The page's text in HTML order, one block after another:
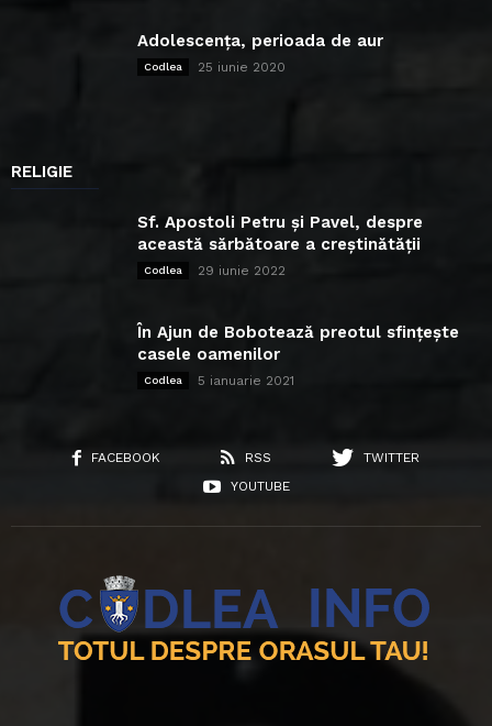
Adolescența, perioada de aur
Codlea 25 iunie 2020
RELIGIE
Sf. Apostoli Petru și Pavel, despre
această sărbătoare a creștinătății
Codlea 29 iunie 2022
În Ajun de Bobotează preotul sfințește
casele oamenilor
Codlea 5 ianuarie 2021
FACEBOOK RSS
TWITTER
YOUTUBE